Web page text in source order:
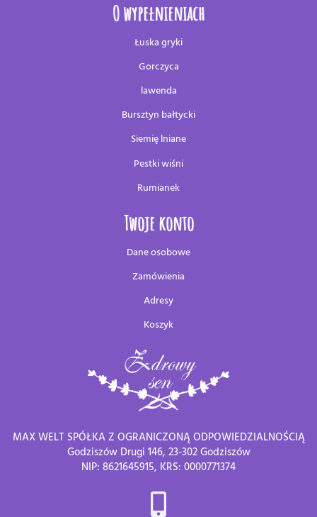
O wypełnieniach
Łuska gryki
Gorczyca
lawenda
Bursztyn bałtycki
Siemię lniane
Pestki wiśni
Rumianek
Twoje konto
Dane osobowe
Zamówienia
Adresy
Koszyk
MAX WELT SPÓŁKA Z OGRANICZONĄ ODPOWIEDZIALNOŚCIĄ
Godziszów Drugi 146, 23-302 Godziszów
NIP: 8621645915, KRS: 0000771374